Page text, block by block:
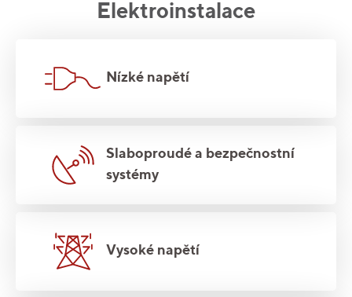
Elektroinstalace
Nízké napětí
Slaboproudé a bezpečnostní
systémy
Vysoké napětí